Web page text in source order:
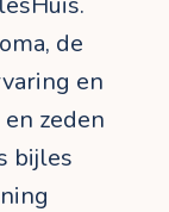
de
en
zeden
bijles